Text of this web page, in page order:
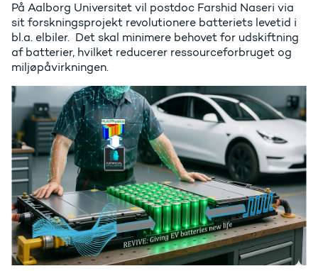
På Aalborg Universitet vil postdoc Farshid Naseri via
sit forskningsprojekt revolutionere batteriets levetid i
bl.a. elbiler. Det skal minimere behovet for udskiftning
af batterier, hvilket reducerer ressourceforbruget og
miljøpåvirkningen.